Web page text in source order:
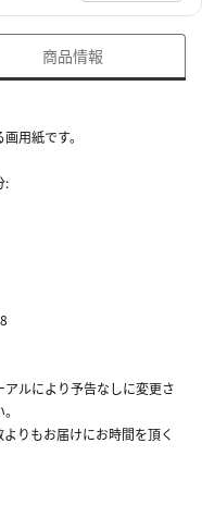
商品情報
用紙です。
:
ルにより予告なしに変更さ
りもお届けにお時間を頂く